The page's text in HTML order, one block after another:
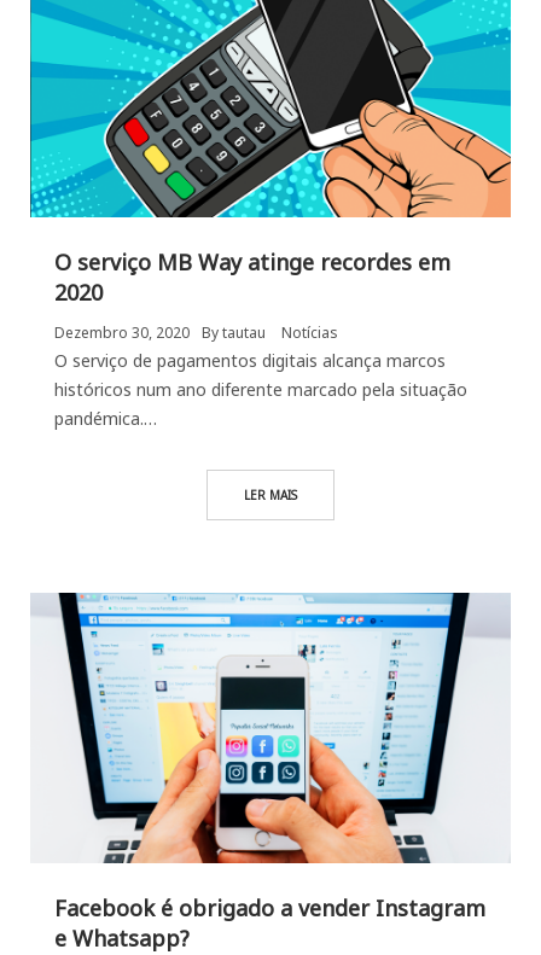
O serviço MB Way atinge recordes em
2020
Dezembro 30, 2020 Bytautau Notícias
O serviço de pagamentos digitais alcança marcos
históricos num ano diferente marcado pela situação
pandémica.…
LER MAIS
Facebook é obrigado a vender Instagram
e Whatsapp?